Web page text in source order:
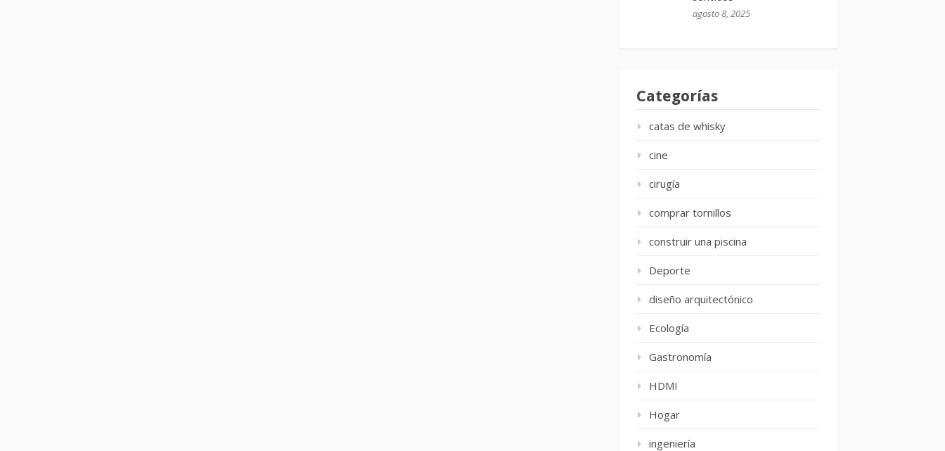
agosto 8, 2025
Categorías
catas de whisky
cine
cirugía
comprar tornillos
construir una piscina
Deporte
diseño arquitectónico
Ecología
Gastronomía
HDMI
Hogar
ingeniería